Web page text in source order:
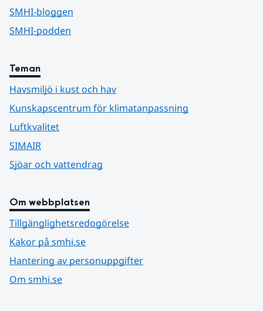
SMHI-bloggen
SMHI-podden
Teman
Havsmiljö i kust och hav
Kunskapscentrum för klimatanpassning
Luftkvalitet
SIMAIR
Sjöar och vattendrag
Om webbplatsen
Tillgänglighetsredogörelse
Kakor på smhi.se
Hantering av personuppgifter
Om smhi.se